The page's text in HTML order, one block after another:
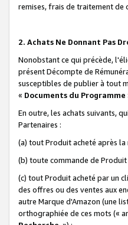
remises, frais de traitement de
2. Achats Ne Donnant Pas
Nonobstant ce qui précède,
présent Décompte de
susceptibles de publier à tout
« Documents du Programme
En outre, les achats suivants,
Partenaires :
(a) tout Produit acheté après
(b) toute commande de
(c) tout Produit acheté par un
des offres ou des ventes aux
autre Marque d'Amazon (une
orthographiée de ces mots («